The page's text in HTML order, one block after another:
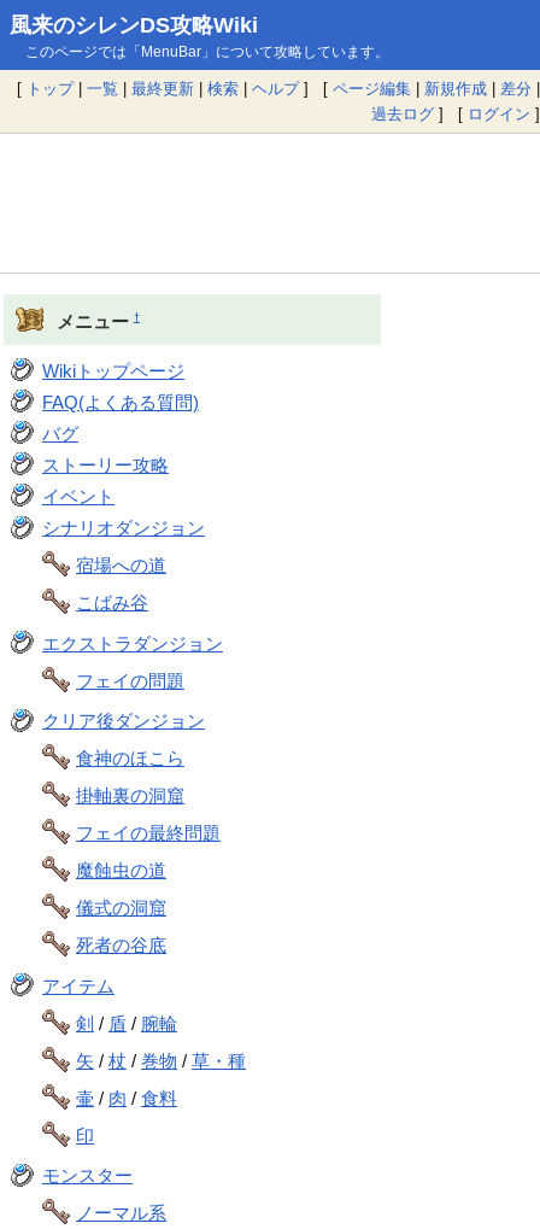
風来のシレンDS攻略Wiki
このページでは「MenuBar」について攻略しています。
[ トップ| 一覧 | 最終更新 | 検索 | ヘルプ] [ ページ編集 | 新規作成 | 差分 |
過去ログ ] [ ログイン ]
メニュー †
Wikiトップページ
FAQ(よくある質問)
バグ
ストーリー攻略
イベント
シナリオダンジョン
宿場への道
こばみ谷
エクストラダンジョン
フェイの問題
クリア後ダンジョン
食神のほこら
掛軸裏の洞窟
フェイの最終問題
魔蝕虫の道
儀式の洞窟
死者の谷底
アイテム
剣 / 盾 / 腕輪
矢 /杖 /巻物 /草・種
壷 / 肉 /食料
印
モンスター
ノーマル系